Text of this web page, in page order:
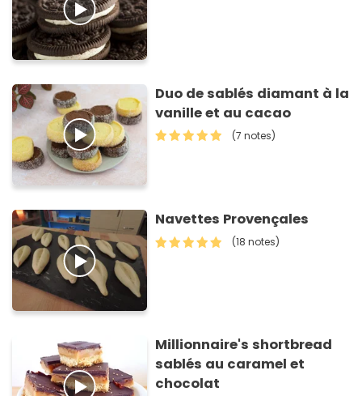
Duo de sablés diamant à la
vanille et au cacao
(7 notes)
Navettes Provençales
(18 notes)
Millionnaire's shortbread
sablés au caramel et
chocolat